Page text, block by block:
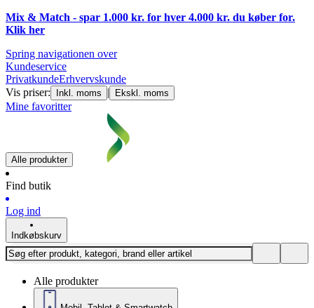
Mix & Match - spar 1.000 kr. for hver 4.000 kr. du køber for.
Klik her
Spring navigationen over
Kundeservice
PrivatkundeErhvervskunde
Vis priser:
Inkl. moms | Ekskl. moms
Mine favoritter
Alle produkter
Find butik
Log ind
Indkøbskurv
Alle produkter